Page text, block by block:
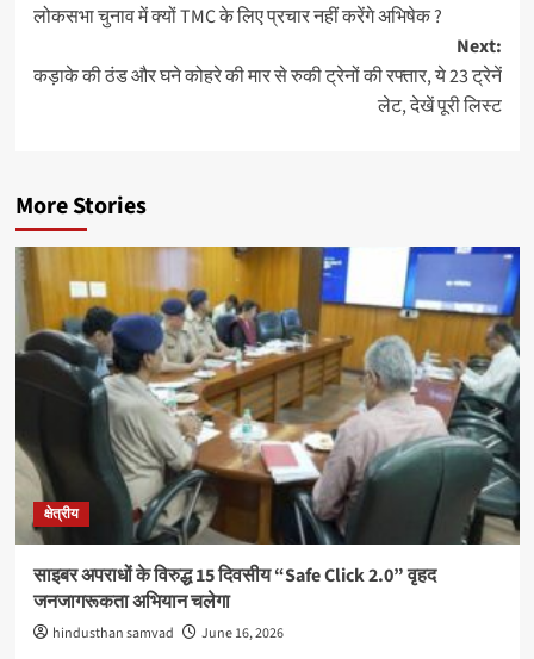
navigation
लोकसभा चुनाव में क्यों TMC के लिए प्रचार नहीं करेंगे अभिषेक ?
Next:
कड़ाके की ठंड और घने कोहरे की मार से रुकी ट्रेनों की रफ्तार, ये 23 ट्रेनें
लेट, देखें पूरी लिस्ट
More Stories
क्षेत्रीय
साइबर अपराधों के विरुद्ध 15 दिवसीय “Safe Click 2.0” वृहद
जनजागरूकता अभियान चलेगा
hindusthan samvad June 16, 2026